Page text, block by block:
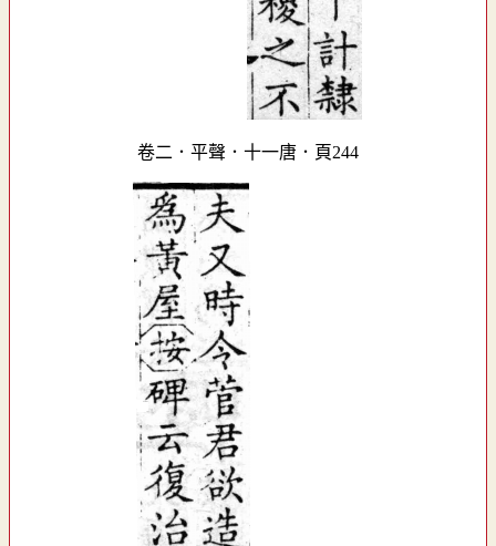
卷二．平聲．十一唐．頁244